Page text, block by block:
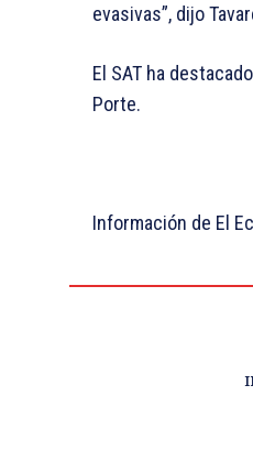
evasivas”, dijo
El SAT ha
Porte.
Información de El